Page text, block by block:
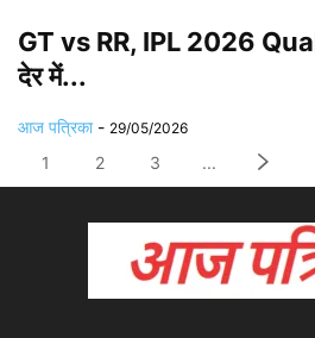
GT vs RR, IPL 2026
देर में...
आज पत्रिका - 29/05/2026
1 2 3 ...